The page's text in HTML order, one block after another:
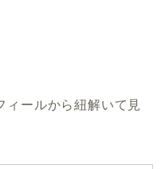
ィールから紐解いて見